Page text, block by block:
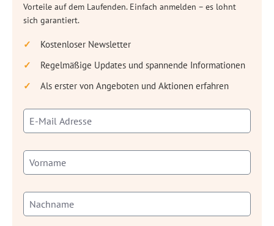
Vorteile auf dem Laufenden. Einfach anmelden – es lohnt
sich garantiert.
Kostenloser Newsletter
Regelmäßige Updates und spannende Informationen
Als erster von Angeboten und Aktionen erfahren